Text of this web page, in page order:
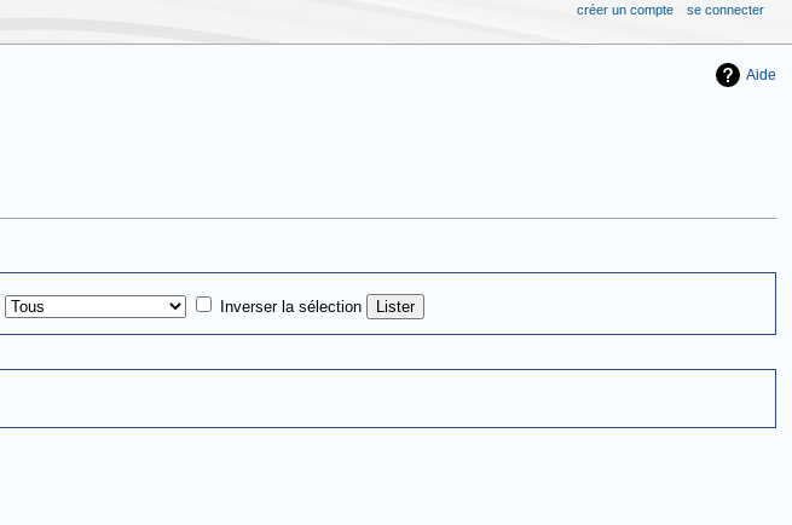
Aide
Inverser la sélection
créer un compte se connecter